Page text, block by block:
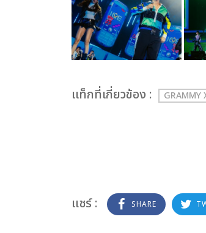
เเท็กที่เกี่ยวข้อง : GRAMMY
แชร์ : SHARE